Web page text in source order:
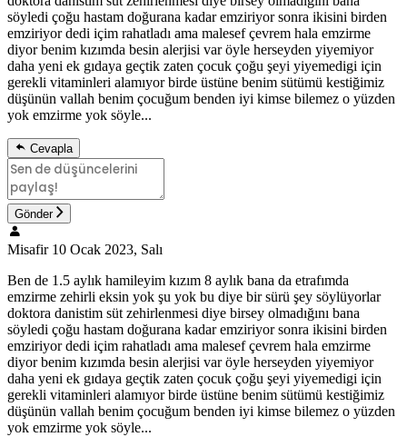
söyledi çoğu hastam doğurana kadar emziriyor sonra ikisini birden
emziriyor dedi içim rahatladı ama malesef çevrem hala emzirme
diyor benim kızımda besin alerjisi var öyle herseyden yiyemiyor
daha yeni ek gıdaya geçtik zaten çocuk çoğu şeyi yiyemedigi için
gerekli vitaminleri alamıyor birde üstüne benim sütümü kestiğimiz
düşünün vallah benim çocuğum benden iyi kimse bilemez o yüzden
yok emzirme yok söyle...
Cevapla
Gönder
Misafir 10 Ocak 2023, Salı
Ben de 1.5 aylık hamileyim kızım 8 aylık bana da etrafımda
emzirme zehirli eksin yok şu yok bu diye bir sürü şey söylüyorlar
doktora danistim süt zehirlenmesi diye birsey olmadığını bana
söyledi çoğu hastam doğurana kadar emziriyor sonra ikisini birden
emziriyor dedi içim rahatladı ama malesef çevrem hala emzirme
diyor benim kızımda besin alerjisi var öyle herseyden yiyemiyor
daha yeni ek gıdaya geçtik zaten çocuk çoğu şeyi yiyemedigi için
gerekli vitaminleri alamıyor birde üstüne benim sütümü kestiğimiz
düşünün vallah benim çocuğum benden iyi kimse bilemez o yüzden
yok emzirme yok söyle...